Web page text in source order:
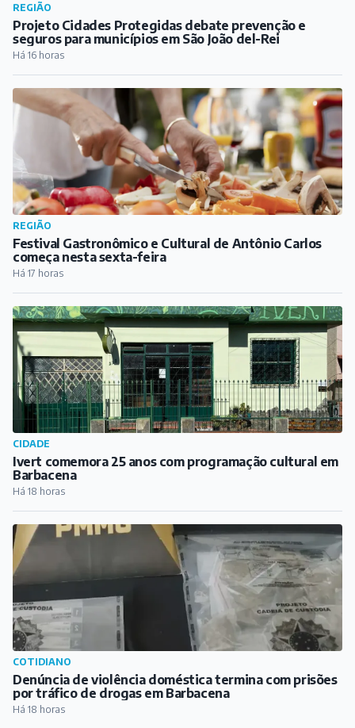
REGIÃO
Projeto Cidades Protegidas debate prevenção e
seguros para municípios em São João del-Rei
Há 16 horas
REGIÃO
Festival Gastronômico e Cultural de Antônio Carlos
começa nesta sexta-feira
Há 17 horas
CIDADE
Ivert comemora 25 anos com programação cultural em
Barbacena
Há 18 horas
COTIDIANO
Denúncia de violência doméstica termina com prisões
por tráfico de drogas em Barbacena
Há 18 horas